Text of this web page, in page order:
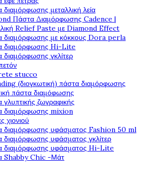
μεταλλική λεία
Πάστα Διαμόρφωσης Cadence |
Relief Paste με Diamond Effect
διαμόρφωσης με κόκκους Dora perla
διαμόρφωσης Hi-Lite
γκλίτερ
stucco
(διογκωτική) πάστα διαμόρφωσης
πάστα διαμόφωσης
ζωγραφικής
διαμόρφωσης mixion
χιονιού
διαμόρφωσης υφάσματος Fashion 50 ml
διαμόρφωσης υφάσματος γκλίτερ
διαμόρφωσης υφάσματος Hi-Lite
Shabby Chic -Μάτ